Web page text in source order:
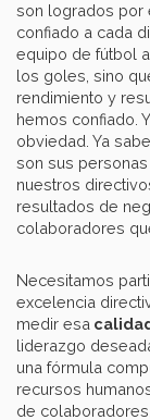
son logrados por
confiado a cada
equipo de fútbol
los goles, sino
rendimiento y
hemos confiado.
obviedad. Ya
son sus
nuestros
resultados de
colaboradores
Necesitamos
excelencia
medir esa
liderazgo
una fórmula
recursos
de